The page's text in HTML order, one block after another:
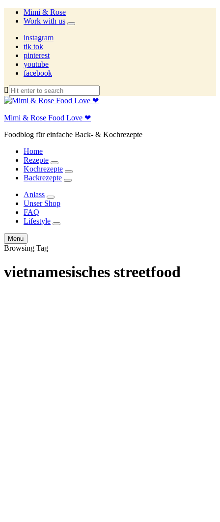
Mimi & Rose
Work with us
expand
instagram
tik tok
pinterest
youtube
facebook
Mimi & Rose Food Love ❤
Foodblog für einfache Back- & Kochrezepte
Home
Rezepte
expand
child
menu
Kochrezepte
expand
child
Backrezepte
expand
Anlass
expand
child
Unser Shop
FAQ
Lifestyle
expand
Search
Menu
Browsing Tag
vietnamesisches streetfood